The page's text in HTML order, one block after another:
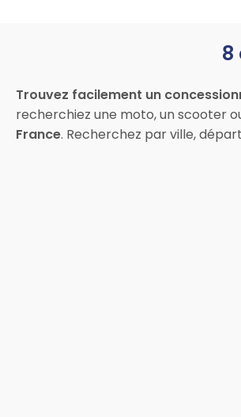
8
Trouvez facilement un
recherchiez une moto, un scooter
France. Recherchez par ville,